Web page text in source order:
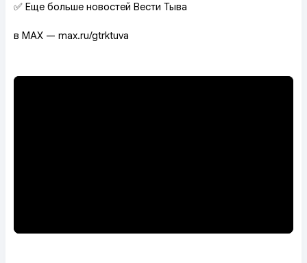
✅ Еще больше новостей Вести Тыва
в MAX — max.ru/gtrktuva